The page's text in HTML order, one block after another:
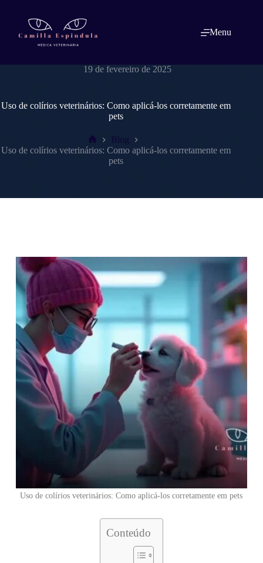
conteúdo
Menu
19 de fevereiro de 2025
Uso de colírios veterinários: Como aplicá-los corretamente em
pets
Home
Blog
Uso de colírios veterinários: Como aplicá-los corretamente em
pets
Uso de colírios veterinários: Como aplicá-los corretamente em pets
Conteúdo